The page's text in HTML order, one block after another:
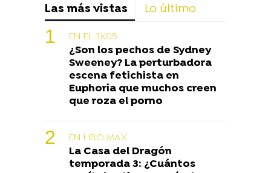
Las más vistas Lo último
EN EL 3X05
¿Son los pechos de Sydney
Sweeney? La perturbadora
escena fetichista en
Euphoria que muchos creen
que roza el porno
EN HBO MAX
La Casa del Dragón
temporada 3: ¿Cuántos